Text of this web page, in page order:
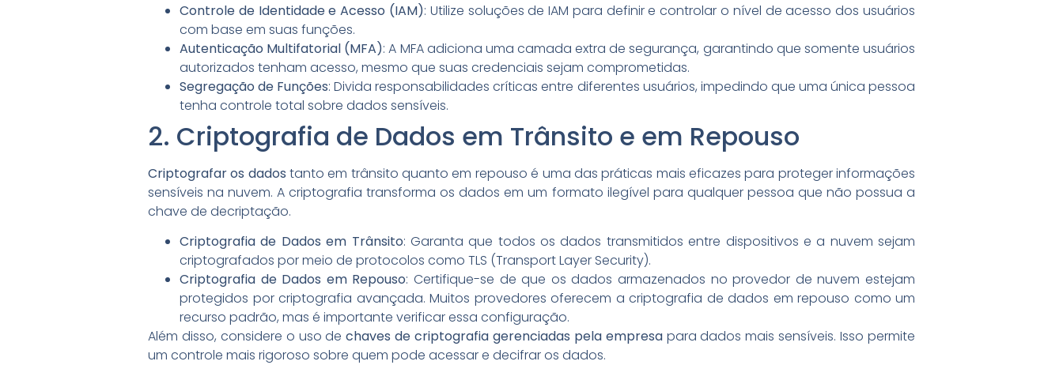
Controle de Identidade e Acesso (IAM): Utilize soluções de IAM para definir e controlar o nível de acesso dos usuários
com base em suas funções.
Autenticação Multifatorial (MFA): A MFA adiciona uma camada extra de segurança, garantindo que somente usuários
autorizados tenham acesso, mesmo que suas credenciais sejam comprometidas.
Segregação de Funções: Divida responsabilidades críticas entre diferentes usuários, impedindo que uma única pessoa
tenha controle total sobre dados sensíveis.
2. Criptografia de Dados em Trânsito e em Repouso
Criptografar os dados tanto em trânsito quanto em repouso é uma das práticas mais eficazes para proteger informações
sensíveis na nuvem. A criptografia transforma os dados em um formato ilegível para qualquer pessoa que não possua a
chave de decriptação.
Criptografia de Dados em Trânsito: Garanta que todos os dados transmitidos entre dispositivos e a nuvem sejam
criptografados por meio de protocolos como TLS (Transport Layer Security).
Criptografia de Dados em Repouso: Certifique-se de que os dados armazenados no provedor de nuvem estejam
protegidos por criptografia avançada. Muitos provedores oferecem a criptografia de dados em repouso como um
recurso padrão, mas é importante verificar essa configuração.
Além disso, considere o uso dechaves de criptografia gerenciadas pela empresapara dados mais sensíveis. Isso permite
um controle mais rigoroso sobre quem pode acessar e decifrar os dados.